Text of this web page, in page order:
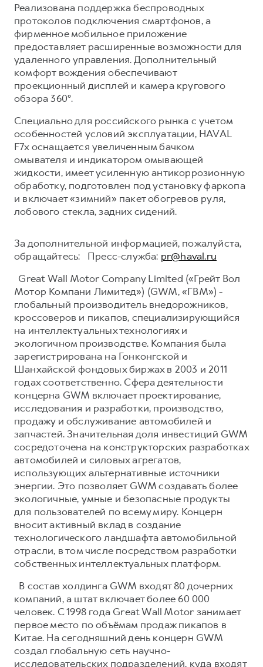
Реализована поддержка беспроводных
протоколов подключения смартфонов, а
фирменное мобильное приложение
предоставляет расширенные возможности для
удаленного управления. Дополнительный
комфорт вождения обеспечивают
проекционный дисплей и камера кругового
обзора 360°.
Специально для российского рынка с учетом
особенностей условий эксплуатации, HAVAL
F7x оснащается увеличенным бачком
омывателя и индикатором омывающей
жидкости, имеет усиленную антикоррозионную
обработку, подготовлен под установку фаркопа
и включает «зимний» пакет обогревов руля,
лобового стекла, задних сидений.
За дополнительной информацией, пожалуйста,
обращайтесь: Пресс-служба: pr@haval.ru
Great Wall Motor Company Limited («Грейт Вол
Мотор Компани Лимитед») (GWM, «ГВМ») -
глобальный производитель внедорожников,
кроссоверов и пикапов, специализирующийся
на интеллектуальных технологиях и
экологичном производстве. Компания была
зарегистрирована на Гонконгской и
Шанхайской фондовых биржах в 2003 и 2011
годах соответственно. Сфера деятельности
концерна GWM включает проектирование,
исследования и разработки, производство,
продажу и обслуживание автомобилей и
запчастей. Значительная доля инвестиций GWM
сосредоточена на конструкторских разработках
автомобилей и силовых агрегатов,
использующих альтернативные источники
энергии. Это позволяет GWM создавать более
экологичные, умные и безопасные продукты
для пользователей по всему миру. Концерн
вносит активный вклад в создание
технологического ландшафта автомобильной
отрасли, в том числе посредством разработки
собственных интеллектуальных платформ.
В состав холдинга GWM входят 80 дочерних
компаний, а штат включает более 60 000
человек. С 1998 года Great Wall Motor занимает
первое место по объёмам продаж пикапов в
Китае. На сегодняшний день концерн GWM
создал глобальную сеть научно-
исследовательских подразделений, куда входят